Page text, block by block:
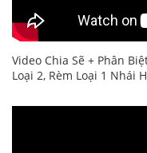
Video Chia Sẽ + Phân
Loại 2, Rèm Loại 1 Nhái